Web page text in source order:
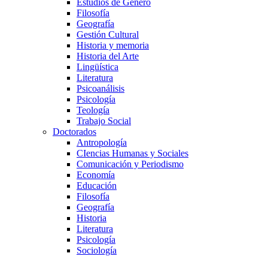
Estudios de Género
Filosofía
Geografía
Gestión Cultural
Historia y memoria
Historia del Arte
Lingüística
Literatura
Psicoanálisis
Psicología
Teología
Trabajo Social
Doctorados
Antropología
CIencias Humanas y Sociales
Comunicación y Periodismo
Economía
Educación
Filosofía
Geografía
Historia
Literatura
Psicología
Sociología